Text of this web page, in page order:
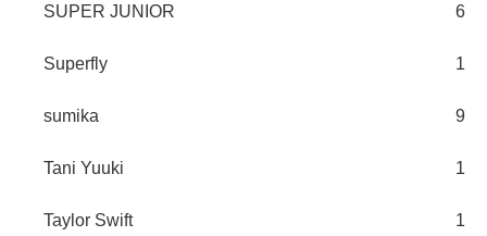
SUPER JUNIOR 6
Superfly 1
sumika 9
Tani Yuuki 1
Taylor Swift 1